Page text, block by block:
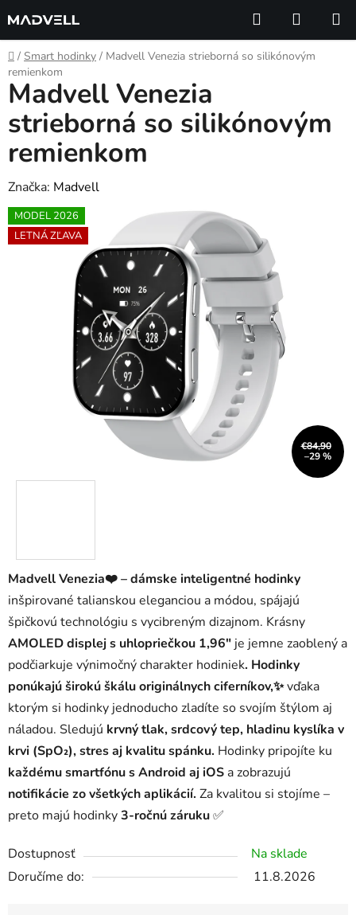
na
obsah
Hľadať
KOŠÍK
Domov
/ Smart hodinky / Madvell Venezia strieborná so silikónovým
remienkom
Madvell Venezia❤️ – dámske inteligentné hodinky
inšpirované talianskou eleganciou a módou, spájajú
špičkovú technológiu s vycibreným dizajnom. Krásny
AMOLED displej s uhlopriečkou 1,96" je jemne zaoblený a
podčiarkuje výnimočný charakter hodiniek. Hodinky
ponúkajú širokú škálu originálnych ciferníkov,✨vďaka
ktorým si hodinky jednoducho zladíte so svojím štýlom aj
náladou. Sledujú krvný tlak, srdcový tep, hladinu kyslíka v
krvi (SpO₂), stres aj kvalitu spánku. Hodinky pripojíte ku
každému smartfónu s Android aj iOS a zobrazujú
notifikácie zo všetkých aplikácií. Za kvalitou si stojíme –
preto majú hodinky3-ročnú záruku✅
Dostupnosť
Na sklade
11.8.2026
Madvell Venezia
strieborná so silikónovým
remienkom
Značka: Madvell
MODEL 2026
LETNÁ ZĽAVA
€84,90
–29 %